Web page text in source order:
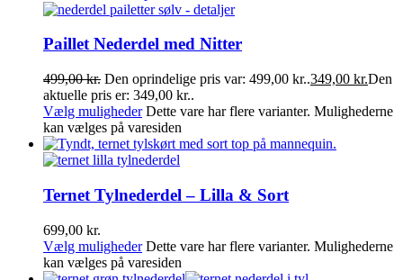
Paillet Nederdel med Nitter
499,00kr. Den oprindelige pris var: 499,00 kr..349,00 kr.Den
aktuelle pris er: 349,00 kr..
Vælg muligheder Dette vare har flere varianter. Mulighederne
kan vælges på varesiden
Ternet Tylnederdel – Lilla & Sort
699,00 kr.
Vælg muligheder Dette vare har flere varianter. Mulighederne
kan vælges på varesiden